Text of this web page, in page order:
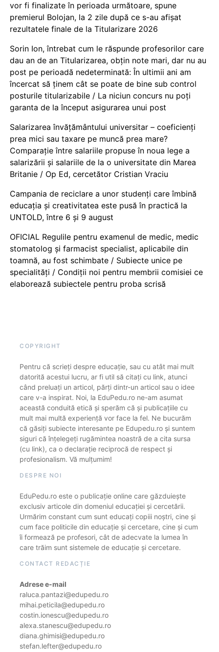
vor fi finalizate în perioada următoare, spune
premierul Bolojan, la 2 zile după ce s-au afișat
rezultatele finale de la Titularizare 2026
Sorin Ion, întrebat cum le răspunde profesorilor care
dau an de an Titularizarea, obțin note mari, dar nu au
post pe perioadă nedeterminată: În ultimii ani am
încercat să ținem cât se poate de bine sub control
posturile titularizabile / La niciun concurs nu poți
garanta de la început asigurarea unui post
Salarizarea învățământului universitar – coeficienți
prea mici sau taxare pe muncă prea mare?
Comparație între salariile propuse în noua lege a
salarizării și salariile de la o universitate din Marea
Britanie / Op Ed, cercetător Cristian Vraciu
Campania de reciclare a unor studenți care îmbină
educația și creativitatea este pusă în practică la
UNTOLD, între 6 și 9 august
OFICIAL Regulile pentru examenul de medic, medic
stomatolog și farmacist specialist, aplicabile din
toamnă, au fost schimbate / Subiecte unice pe
specialități / Condiții noi pentru membrii comisiei ce
elaborează subiectele pentru proba scrisă
COPYRIGHT
Pentru că scrieți despre educație, sau cu atât mai mult
datorită acestui lucru, ar fi util să citați cu link, atunci
când preluați un articol, părți dintr-un articol sau o idee
care v-a inspirat. Noi, la EduPedu.ro ne-am asumat
această conduită etică și sperăm că și publicațiile cu
mult mai multă experiență vor face la fel. Ne bucurăm
că găsiți subiecte interesante pe Edupedu.ro și suntem
siguri că înțelegeți rugămintea noastră de a cita sursa
(cu link), ca o declarație reciprocă de respect și
profesionalism. Vă mulțumim!
DESPRE NOI
EduPedu.ro este o publicație online care găzduiește
exclusiv articole din domeniul educației și cercetării.
Urmărim constant cum sunt educați copiii noștri, cine și
cum face politicile din educație și cercetare, cine și cum
îi formează pe profesori, cât de adecvate la lumea în
care trăim sunt sistemele de educație și cercetare.
CONTACT REDACȚIE
Adrese e-mail
raluca.pantazi@edupedu.ro
mihai.peticila@edupedu.ro
costin.ionescu@edupedu.ro
alexa.stanescu@edupedu.ro
diana.ghimisi@edupedu.ro
stefan.lefter@edupedu.ro